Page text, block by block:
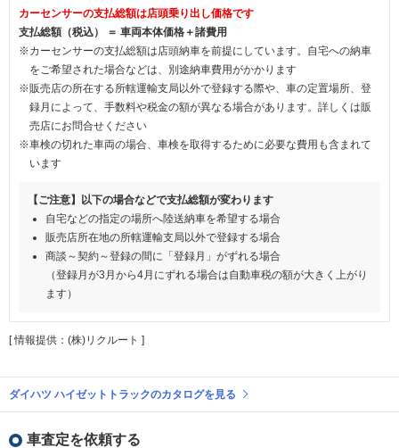
カーセンサーの支払総額は店頭乗り出し価格です
支払総額（税込） ＝ 車両本体価格＋諸費用
※カーセンサーの支払総額は店頭納車を前提にしています。自宅への納車
をご希望された場合などは、別途納車費用がかかります
※販売店の所在する所轄運輸支局以外で登録する際や、車の定置場所、登
録月によって、手数料や税金の額が異なる場合があります。詳しくは販
売店にお問合せください
※車検の切れた車両の場合、車検を取得するために必要な費用も含まれて
います
【ご注意】以下の場合などで支払総額が変わります
自宅などの指定の場所へ陸送納車を希望する場合
販売店所在地の所轄運輸支局以外で登録する場合
商談～契約～登録の間に「登録月」がずれる場合
（登録月が3月から4月にずれる場合は自動車税の額が大きく上がり
ます）
[ 情報提供：(株)リクルート ]
ダイハツ ハイゼットトラックのカタログを見る
車査定を依頼する